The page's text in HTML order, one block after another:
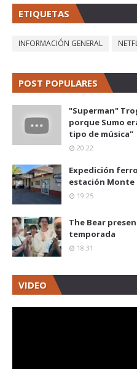
ETIQUETAS
INFORMACIÓN GENERAL
POST POPULARES
"Superman"
porque Sumo
tipo de música"
20:22
Expedición
estación Monte
19:25
The Bear
temporada
18:31
VIDEO